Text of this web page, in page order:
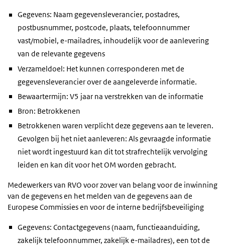
Gegevens: Naam gegevensleverancier, postadres,
postbusnummer, postcode, plaats, telefoonnummer
vast/mobiel, e-mailadres, inhoudelijk voor de aanlevering
van de relevante gegevens
Verzameldoel: Het kunnen corresponderen met de
gegevensleverancier over de aangeleverde informatie.
Bewaartermijn: V5 jaar na verstrekken van de informatie
Bron: Betrokkenen
Betrokkenen waren verplicht deze gegevens aan te leveren.
Gevolgen bij het niet aanleveren: Als gevraagde informatie
niet wordt ingestuurd kan dit tot strafrechtelijk vervolging
leiden en kan dit voor het OM worden gebracht.
Medewerkers van RVO voor zover van belang voor de inwinning
van de gegevens en het melden van de gegevens aan de
Europese Commissies en voor de interne bedrijfsbeveiliging
Gegevens: Contactgegevens (naam, functieaanduiding,
zakelijk telefoonnummer, zakelijk e-mailadres), een tot de